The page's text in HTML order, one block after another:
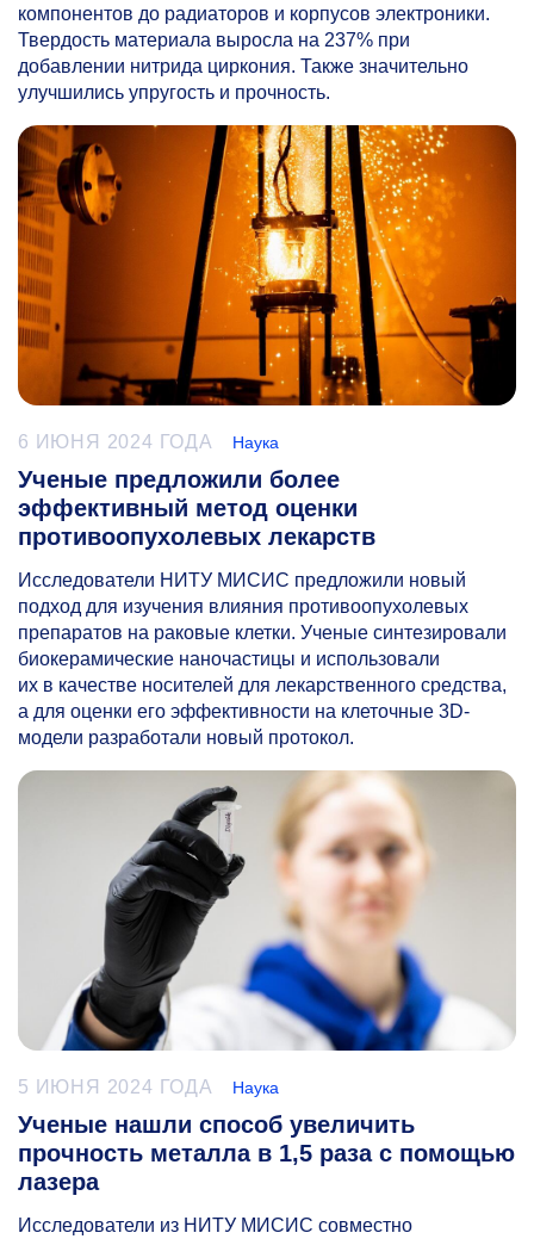
компонентов до радиаторов и корпусов электроники.
Твердость материала выросла на 237% при
добавлении нитрида циркония. Также значительно
улучшились упругость и прочность.
6 ИЮНЯ 2024 ГОДА Наука
Ученые предложили более
эффективный метод оценки
противоопухолевых лекарств
Исследователи НИТУ МИСИС предложили новый
подход для изучения влияния противоопухолевых
препаратов на раковые клетки. Ученые синтезировали
биокерамические наночастицы и использовали
их в качестве носителей для лекарственного средства,
а для оценки его эффективности на клеточные 3D-
модели разработали новый протокол.
5 ИЮНЯ 2024 ГОДА Наука
Ученые нашли способ увеличить
прочность металла в 1,5 раза с помощью
лазера
Исследователи из НИТУ МИСИС совместно